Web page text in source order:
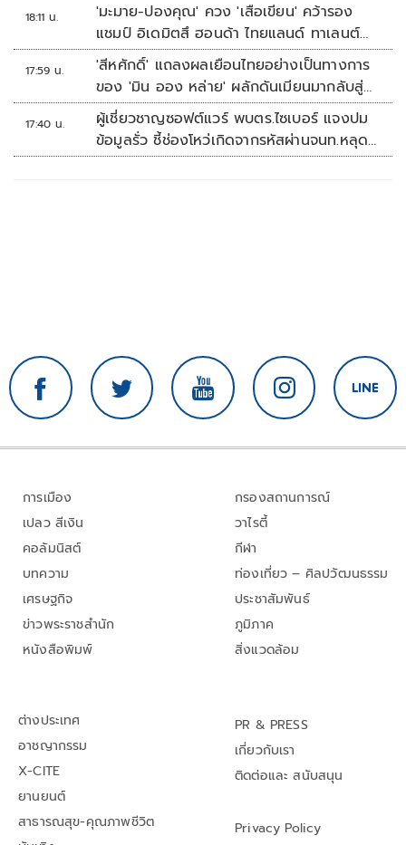
18:11 น.
'มะมาย-ปองคุณ' ควง 'เสือเขียน' คว้ารอง
แชมป์ อิเดมิตสึ ฮอนด้า ไทยแลนด์ ทาเลนต์
คัพ สนาม 3
17:59 น.
'สีหศักดิ์' แถลงผลเยือนไทยอย่างเป็นทางการ
ของ 'มิน ออง หล่าย' ผลักดันเมียนมากลับสู่
อาเซียน
17:40 น.
ผู้เชี่ยวชาญซอฟต์แวร์ พบตร.ไซเบอร์ แจงปม
ข้อมูลรั่ว ชี้ช่องโหว่เกิดจากรหัสผ่านจนท.หลุด
ไม่ใช่ถูกแฮกระบบ
การเมือง
เปลว สีเงิน
คอลัมนิสต์
บทความ
เศรษฐกิจ
ข่าวพระราชสำนัก
หนังสือพิมพ์
กรองสถานการณ์
วาไรตี้
กีฬา
ท่องเที่ยว – ศิลปวัฒนธรรม
ประชาสัมพันธ์
ภูมิภาค
สิ่งแวดล้อม
ต่างประเทศ
อาชญากรรม
X-CITE
ยานยนต์
สาธารณสุข-คุณภาพชีวิต
PR & PRESS
เกี่ยวกับเรา
ติดต่อและ สนับสนุน
Privacy Policy